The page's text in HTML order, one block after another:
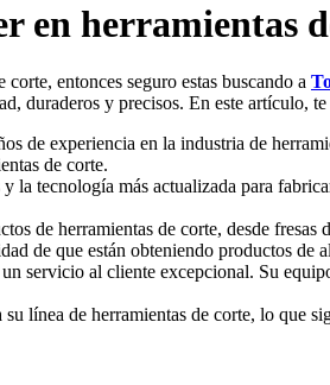
en herramientas
entonces seguro estas buscando a
duraderos y precisos. En este artí­culo,
de experiencia en la industria de
de corte.
la tecnologí­a más actualizada para
de herramientas de corte, desde
de que están obteniendo productos de
servicio al cliente excepcional. Su
lí­nea de herramientas de corte, lo que